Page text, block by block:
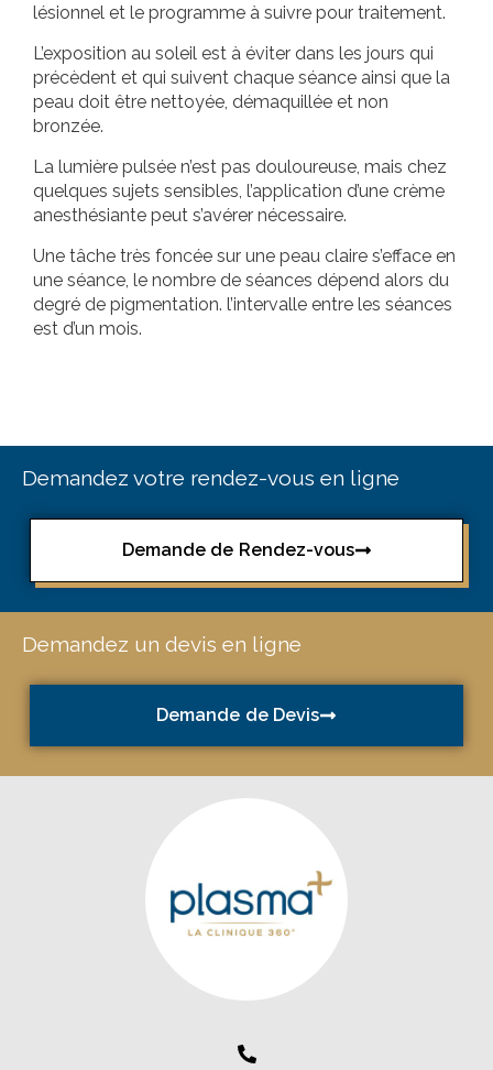
lésionnel et le programme à suivre pour traitement.
L’exposition au soleil est à éviter dans les jours qui
précèdent et qui suivent chaque séance ainsi que la
peau doit être nettoyée, démaquillée et non
bronzée.
La lumière pulsée n’est pas douloureuse, mais chez
quelques sujets sensibles, l’application d’une crème
anesthésiante peut s’avérer nécessaire.
Une tâche très foncée sur une peau claire s’efface en
une séance, le nombre de séances dépend alors du
degré de pigmentation. l’intervalle entre les séances
est d’un mois.
Demandez votre rendez-vous en ligne
Demande de Rendez-vous
Demandez un devis en ligne
Demande de Devis